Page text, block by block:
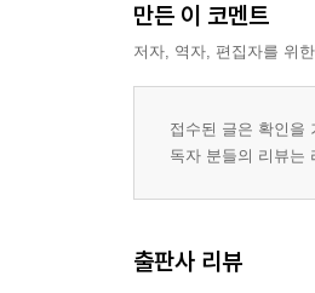
만든 이 코멘트
저자, 역자, 편집자를 위
접수된 글은 확인을
독자 분들의 리뷰는
출판사 리뷰